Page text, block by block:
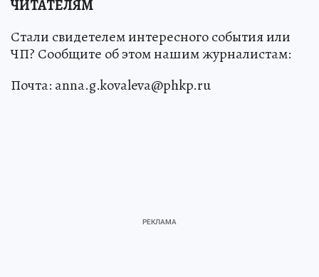
ЧИТАТЕЛЯМ
Стали свидетелем интересного события или
ЧП? Сообщите об этом нашим журналистам:
Почта: anna.g.kovaleva@phkp.ru